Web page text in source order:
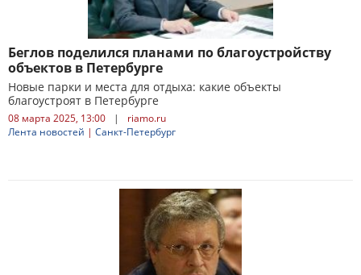
Беглов поделился планами по благоустройству
объектов в Петербурге
Новые парки и места для отдыха: какие объекты
благоустроят в Петербурге
08 марта 2025, 13:00 |
riamo.ru
Лента новостей | Санкт-Петербург